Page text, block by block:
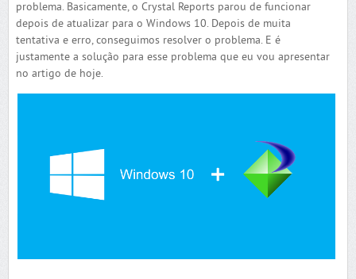
problema. Basicamente, o Crystal Reports parou de funcionar
depois de atualizar para o Windows 10. Depois de muita
tentativa e erro, conseguimos resolver o problema. E é
justamente a solução para esse problema que eu vou apresentar
no artigo de hoje.